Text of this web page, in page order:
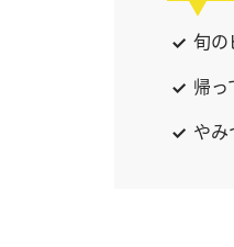
旬の
帰
やみ